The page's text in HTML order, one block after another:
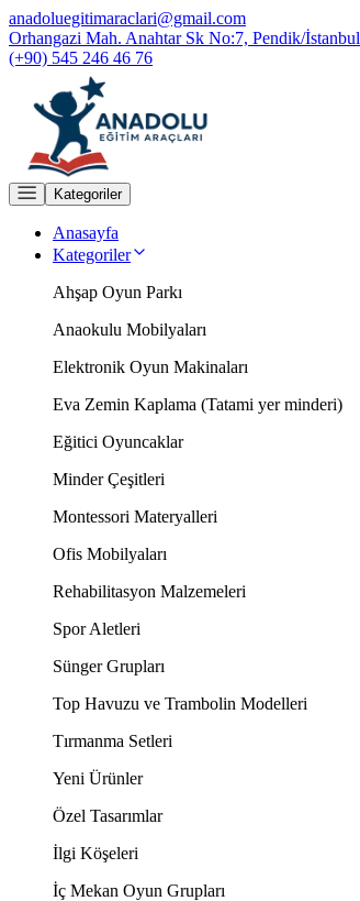
anadoluegitimaraclari@gmail.com
Orhangazi Mah. Anahtar Sk No:7, Pendik/İstanbul
(+90) 545 246 46 76
Kategoriler
Anasayfa
Kategoriler
Ahşap Oyun Parkı
Anaokulu Mobilyaları
Elektronik Oyun Makinaları
Eva Zemin Kaplama (Tatami yer minderi)
Eğitici Oyuncaklar
Minder Çeşitleri
Montessori Materyalleri
Ofis Mobilyaları
Rehabilitasyon Malzemeleri
Spor Aletleri
Sünger Grupları
Top Havuzu ve Trambolin Modelleri
Tırmanma Setleri
Yeni Ürünler
Özel Tasarımlar
İlgi Köşeleri
İç Mekan Oyun Grupları